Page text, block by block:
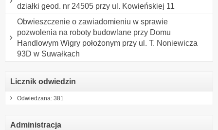
działki geod. nr 24505 przy ul. Kowieńskiej 11
Obwieszczenie o zawiadomieniu w sprawie
pozwolenia na roboty budowlane przy Domu
Handlowym Wigry położonym przy ul. T. Noniewicza
93D w Suwałkach
Licznik odwiedzin
Odwiedzana: 381
Administracja